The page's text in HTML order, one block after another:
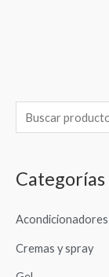
u
c
r
p
o
Categorías
Acondicionadores
Cremas y spray